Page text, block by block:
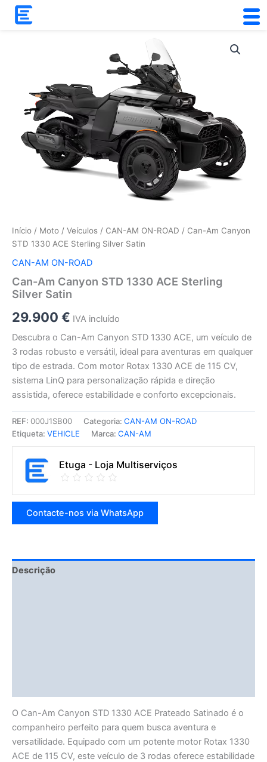
Skip
Início / Moto / Veículos / CAN-AM ON-ROAD / Can-Am Canyon
STD 1330 ACE Sterling Silver Satin
CAN-AM ON-ROAD
Can-Am Canyon STD 1330 ACE Sterling
Silver Satin
29.900 € IVA incluído
Descubra o Can-Am Canyon STD 1330 ACE, um veículo de
3 rodas robusto e versátil, ideal para aventuras em qualquer
tipo de estrada. Com motor Rotax 1330 ACE de 115 CV,
sistema LinQ para personalização rápida e direção
assistida, oferece estabilidade e conforto excepcionais.
REF: 000J1SB00 Categoria: CAN-AM ON-ROAD
Etiqueta: VEHICLE Marca: CAN-AM
Etuga - Loja Multiserviços
Contacte-nos via WhatsApp
Descrição
O Can-Am Canyon STD 1330 ACE Prateado Satinado é o
companheiro perfeito para quem busca aventura e
versatilidade. Equipado com um potente motor Rotax 1330
ACE de 115 CV, este veículo de 3 rodas oferece estabilidade